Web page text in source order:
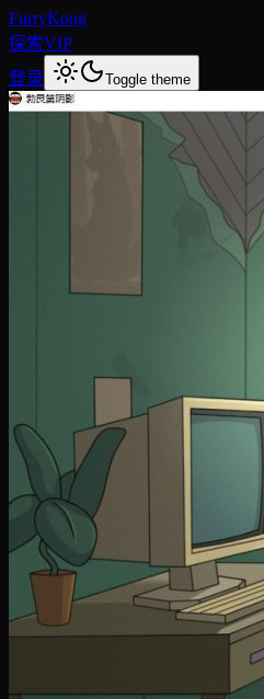
FurryKong
探索VIP
登录
Toggle theme